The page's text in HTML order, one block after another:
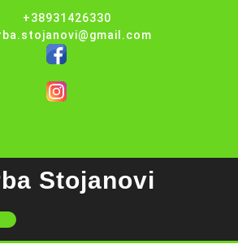
+38931426330
Stojanovi
Open